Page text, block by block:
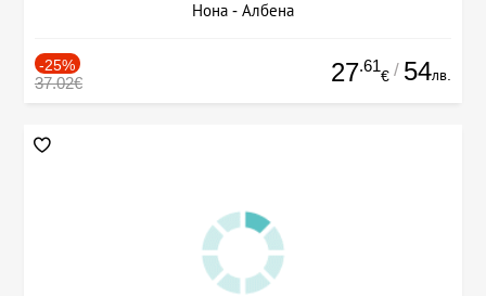
Нона - Албена
-25%
37.02€ 27.61
€ / 54лв.